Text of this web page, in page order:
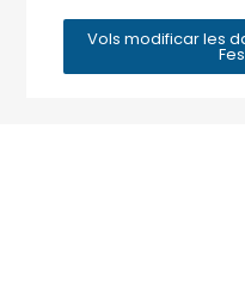
Vols modificar les